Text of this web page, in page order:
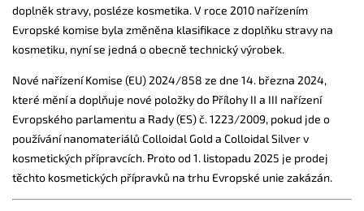
doplněk stravy, posléze kosmetika. V roce 2010 nařízením
Evropské komise byla změněna klasifikace z doplňku stravy na
kosmetiku, nyní se jedná o obecně technický výrobek.
Nové nařízení Komise (EU) 2024/858 ze dne 14. března 2024,
které mění a doplňuje nové položky do Přílohy II a III nařízení
Evropského parlamentu a Rady (ES) č. 1223/2009, pokud jde o
používání nanomateriálů Colloidal Gold a Colloidal Silver v
kosmetických přípravcích. Proto od 1. listopadu 2025 je prodej
těchto kosmetických přípravků na trhu Evropské unie zakázán.